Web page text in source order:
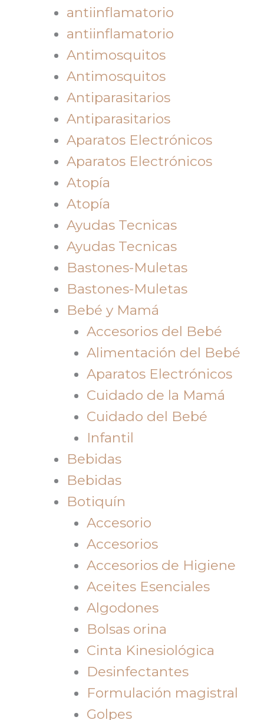
antiinflamatorio
antiinflamatorio
Antimosquitos
Antimosquitos
Antiparasitarios
Antiparasitarios
Aparatos Electrónicos
Aparatos Electrónicos
Atopía
Atopía
Ayudas Tecnicas
Ayudas Tecnicas
Bastones-Muletas
Bastones-Muletas
Bebé y Mamá
Accesorios del Bebé
Alimentación del Bebé
Aparatos Electrónicos
Cuidado de la Mamá
Cuidado del Bebé
Infantil
Bebidas
Bebidas
Botiquín
Accesorio
Accesorios
Accesorios de Higiene
Aceites Esenciales
Algodones
Bolsas orina
Cinta Kinesiológica
Desinfectantes
Formulación magistral
Golpes